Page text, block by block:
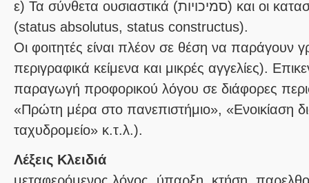
ε) Τα σύνθετα ουσιαστικά (סמיכויות) και οι καταστάσεις του ονόματος
(status absolutus, status constructus).
Οι φοιτητές είναι πλέον σε θέση να παράγουν
περιγραφικά κείμενα και μικρές αγγελίες).
παραγωγή προφορικού λόγου σε διάφορες
«Πρώτη μέρα στο πανεπιστήμιο», «Ενοικίαση
ταχυδρομείο» κ.τ.λ.).
Λέξεις Κλειδιά